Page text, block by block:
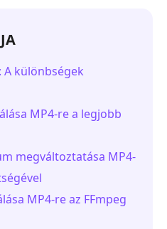
A különbségek
MP4-re a legjobb
megváltoztatása MP4-
MP4-re az FFmpeg